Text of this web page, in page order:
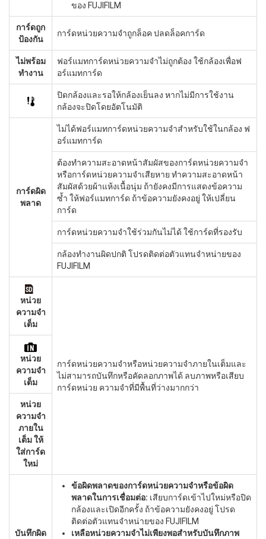
ของ FUJIFILM
การ์ดถูก
ป้องกัน
การ์ดหน่วยความจำถูกล็อค ปลดล็อคการ์ด
ไม่พร้อม
ทำงาน
ฟอร์แมทการ์ดหน่วยความจำไม่ถูกต้อง ใช้กล้องเพื่อฟ
อร์แมทการ์ด
ปิดกล้องและรอให้กล้องเย็นลง หากไม่มีการใช้งาน
กล้องจะปิดโดยอัตโนมัติ
การ์ดผิด
พลาด
ไม่ได้ฟอร์แมทการ์ดหน่วยความจำสำหรับใช้ในกล้อง ฟ
อร์แมทการ์ด
ต้องทำความสะอาดหน้าสัมผัสของการ์ดหน่วยความจำ
หรือการ์ดหน่วยความจำเสียหาย ทำความสะอาดหน้า
สัมผัสด้วยผ้าแห้งเนื้อนุ่ม ถ้ายังคงมีการแสดงข้อความ
ซ้ำ ให้ฟอร์แมทการ์ด ถ้าข้อความยังคงอยู่ ให้เปลี่ยน
การ์ด
การ์ดหน่วยความจำใช้ร่วมกันไม่ได้ ใช้การ์ดที่รองรับ
กล้องทำงานผิดปกติ โปรดติดต่อตัวแทนจำหน่ายของ
FUJIFILM
หน่วย
ความจำ
เต็ม
การ์ดหน่วยความจำหรือหน่วยความจำภายในเต็มและ
ไม่สามารถบันทึกหรือคัดลอกภาพได้ ลบภาพหรือเสียบ
การ์ดหน่วย ความจำที่มีพื้นที่ว่างมากกว่า
หน่วย
ความจำ
เต็ม
หน่วย
ความจำ
ภายใน
เต็ม ให้
ใส่การ์ด
ใหม่
บันทึกผิด
ข้อผิดพลาดของการ์ดหน่วยความจำหรือข้อผิด
พลาดในการเชื่อมต่อ: เสียบการ์ดเข้าไปใหม่หรือปิด
กล้องและเปิดอีกครั้ง ถ้าข้อความยังคงอยู่ โปรด
ติดต่อตัวแทนจำหน่ายของ FUJIFILM
เหลือหน่วยความจำไม่เพียงพอสำหรับบันทึกภาพ